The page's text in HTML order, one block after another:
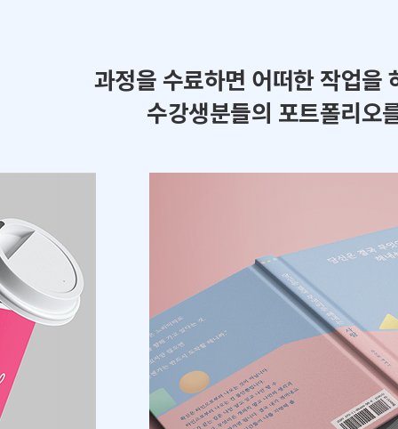
과정을 수료하면 어떠한 작업을
수강생분들의 포트폴리오